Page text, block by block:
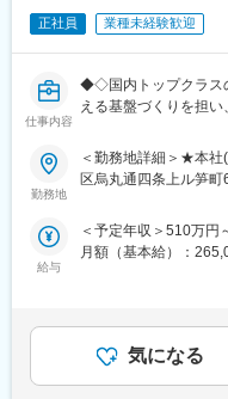
変更の範囲：会社の定
た製品を開発する必要
んのこと、医療機器に
きます。
・実装する工場は自
場を確認することも
アリングする機会や、
■キャリアパス：
アパスを用意してお
プとなるよう、柔軟
・入社時、京都に引越
う制度をご活用いただ
正社員 業種未経験歓迎
仕事内容
◆◇国内トップクラス
える基盤づくりを担
族・住宅手当充実◆◇
■業務概要
調整や業務改善まで
オフィス運営や設備
■業務詳細
＜入社後まずお任せす
・オフィス・設備管
勤務地
＜勤務地詳細＞★本社
区烏丸通四条上ル笋
定める事業所
給与
＜予定年収＞510万円
月額（基本給）：
の負担は御座います
身）、25万（家族帯
なります。賃金はあく
気になる